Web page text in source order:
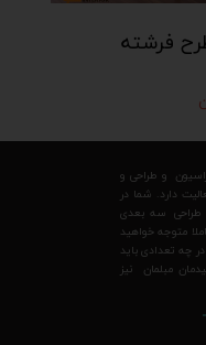
فرشته
زمینه دکوراسیون و طراحی و
دارد. شما در
طراحی سه بعدی
متوجه خواهید
چه تعدادی باید
مبلمان نیز